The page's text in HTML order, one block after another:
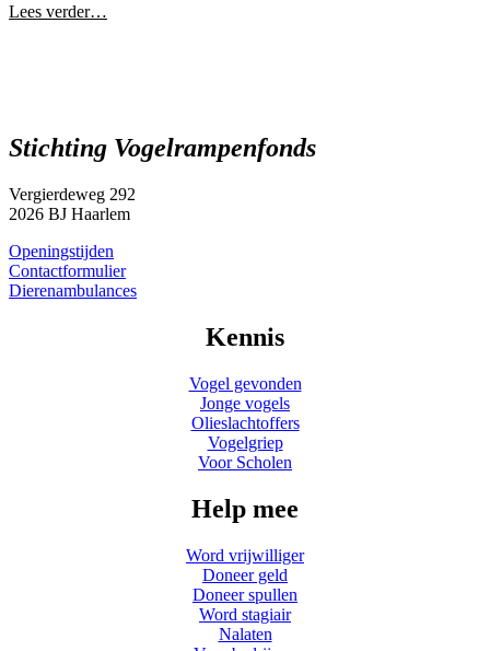
Lees verder…
Stichting Vogelrampenfonds
Vergierdeweg 292
2026 BJ Haarlem
Openingstijden
Contactformulier
Dierenambulances
Kennis
Vogel gevonden
Jonge vogels
Olieslachtoffers
Vogelgriep
Voor Scholen
Help mee
Word vrijwilliger
Doneer geld
Doneer spullen
Word stagiair
Nalaten